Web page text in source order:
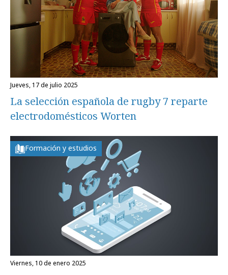
jueves, 17 de julio 2025
La selección española de rugby 7 reparte
electrodomésticos Worten
Formación y estudios
viernes, 10 de enero 2025